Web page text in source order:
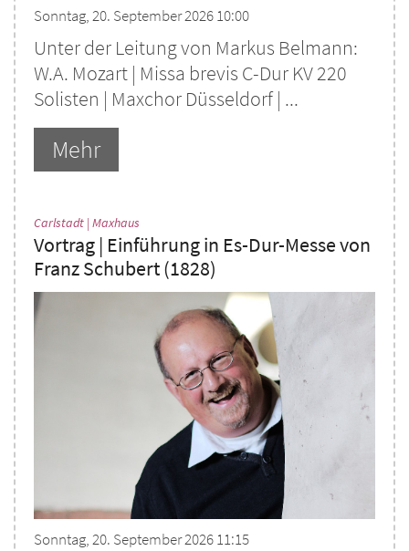
Sonntag, 20. September 2026 10:00
Unter der Leitung von Markus Belmann:
W.A. Mozart | Missa brevis C-Dur KV 220
Solisten | Maxchor Düsseldorf | ...
Mehr
Carlstadt | Maxhaus
Vortrag | Einführung in Es-Dur-Messe von
Franz Schubert (1828)
Sonntag, 20. September 2026 11:15